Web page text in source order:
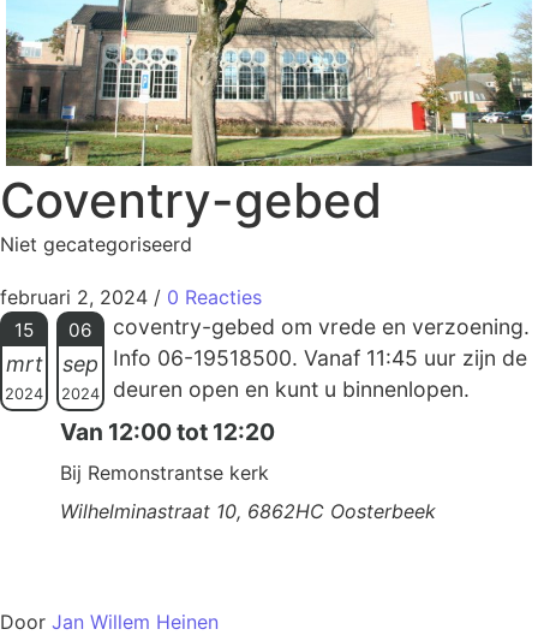
Coventry-gebed
Niet gecategoriseerd
februari 2, 2024 / 0 Reacties
15
mrt
2024
06
sep
2024
coventry-gebed om vrede en verzoening.
Info 06-19518500. Vanaf 11:45 uur zijn de
deuren open en kunt u binnenlopen.
Van 12:00 tot 12:20
Bij Remonstrantse kerk
Wilhelminastraat 10, 6862HC Oosterbeek
Door Jan Willem Heinen